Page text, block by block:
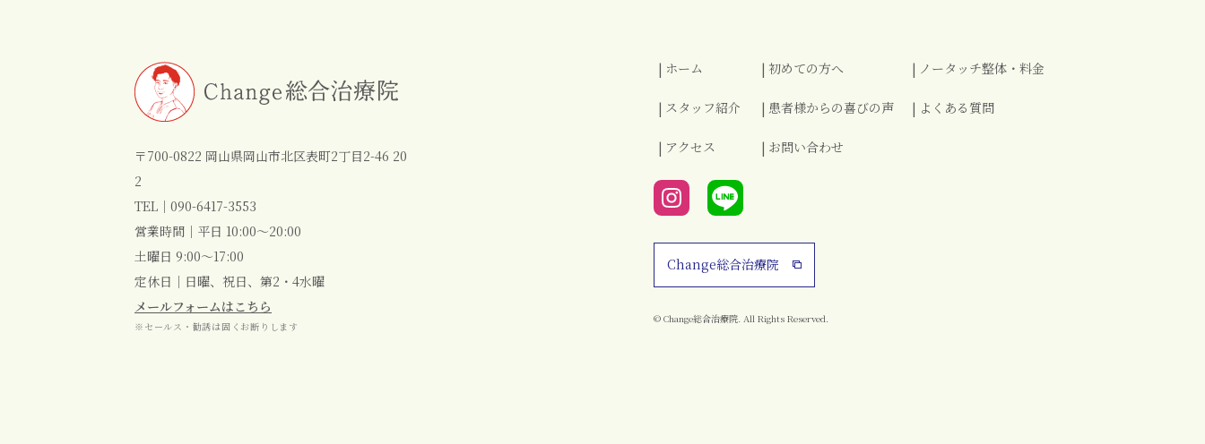
〒700-0822 岡山県岡山市北区表町2丁目2-46 20
2
TEL｜ 090-6417-3553
営業時間｜平日 10:00～20:00
土曜日 9:00～17:00
定休日｜日曜、祝日、第2・4水曜
メールフォームはこちら
※セールス・勧誘は固くお断りします
ホーム 初めての方へ ノータッチ整体・料金
スタッフ紹介 患者様からの喜びの声 よくある質問
アクセス お問い合わせ
Change総合治療院
© Change総合治療院. All Rights Reserved.